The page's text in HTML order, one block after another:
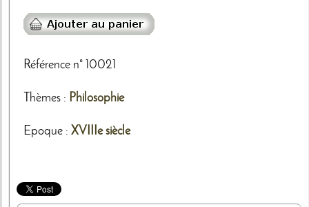
Référence n° 10021
Thèmes : Philosophie
Epoque : XVIIIe siècle